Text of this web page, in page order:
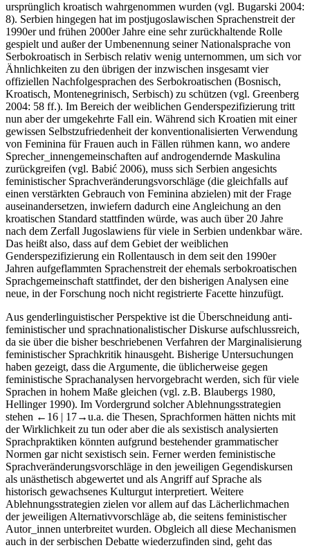
ursprünglich kroatisch wahrgenommen wurden (vgl. Bugarski 2004:
8). Serbien hingegen hat im postjugoslawischen Sprachenstreit der
1990er und frühen 2000er Jahre eine sehr zurückhaltende Rolle
gespielt und außer der Umbenennung seiner Nationalsprache von
Serbokroatisch in Serbisch relativ wenig unternommen, um sich vor
Ähnlichkeiten zu den übrigen der inzwischen insgesamt vier
offiziellen Nachfolgesprachen des Serbokroatischen (Bosnisch,
Kroatisch, Montenegrinisch, Serbisch) zu schützen (vgl. Greenberg
2004: 58 ff.). Im Bereich der weiblichen Genderspezifizierung tritt
nun aber der umgekehrte Fall ein. Während sich Kroatien mit einer
gewissen Selbstzufriedenheit der konventionalisierten Verwendung
von Feminina für Frauen auch in Fällen rühmen kann, wo andere
Sprecher_innengemeinschaften auf androgendernde Maskulina
zurückgreifen (vgl. Babić 2006), muss sich Serbien angesichts
feministischer Sprachveränderungsvorschläge (die gleichfalls auf
einen verstärkten Gebrauch von Feminina abzielen) mit der Frage
auseinandersetzen, inwiefern dadurch eine Angleichung an den
kroatischen Standard stattfinden würde, was auch über 20 Jahre
nach dem Zerfall Jugoslawiens für viele in Serbien undenkbar wäre.
Das heißt also, dass auf dem Gebiet der weiblichen
Genderspezifizierung ein Rollentausch in dem seit den 1990er
Jahren aufgeflammten Sprachenstreit der ehemals serbokroatischen
Sprachgemeinschaft stattfindet, der den bisherigen Analysen eine
neue, in der Forschung noch nicht registrierte Facette hinzufügt.
Aus genderlinguistischer Perspektive ist die Überschneidung anti-
feministischer und sprachnationalistischer Diskurse aufschlussreich,
da sie über die bisher beschriebenen Verfahren der Marginalisierung
feministischer Sprachkritik hinausgeht. Bisherige Untersuchungen
haben gezeigt, dass die Argumente, die üblicherweise gegen
feministische Sprachanalysen hervorgebracht werden, sich für viele
Sprachen in hohem Maße gleichen (vgl. z.B. Blaubergs 1980,
Hellinger 1990). Im Vordergrund solcher Ablehnungsstrategien
stehen ←16 | 17→u.a. die Thesen, Sprachformen hätten nichts mit
der Wirklichkeit zu tun oder aber die als sexistisch analysierten
Sprachpraktiken könnten aufgrund bestehender grammatischer
Normen gar nicht sexistisch sein. Ferner werden feministische
Sprachveränderungsvorschläge in den jeweiligen Gegendiskursen
als unästhetisch abgewertet und als Angriff auf Sprache als
historisch gewachsenes Kulturgut interpretiert. Weitere
Ablehnungsstrategien zielen vor allem auf das Lächerlichmachen
der jeweiligen Alternativvorschläge ab, die seitens feministischer
Autor_innen unterbreitet wurden. Obgleich all diese Mechanismen
auch in der serbischen Debatte wiederzufinden sind, geht das